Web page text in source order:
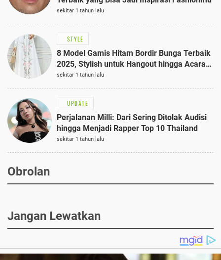
sekitar 1 tahun lalu
STYLE
8 Model Gamis Hitam Bordir Bunga Terbaik
2025, Stylish untuk Hangout hingga Acara
Semi-Formal
sekitar 1 tahun lalu
UPDATE
Perjalanan Milli: Dari Sering Ditolak Audisi
hingga Menjadi Rapper Top 10 Thailand
sekitar 1 tahun lalu
Obrolan
Jangan Lewatkan